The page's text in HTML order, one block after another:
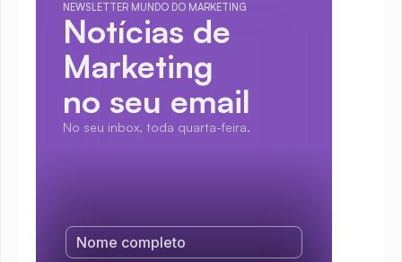
NEWSLETTER MUNDO DO MARKETING
Notícias de
Marketing
no seu email
No seu inbox, toda quarta-feira.